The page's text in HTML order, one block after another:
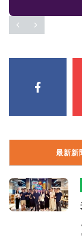
最新新